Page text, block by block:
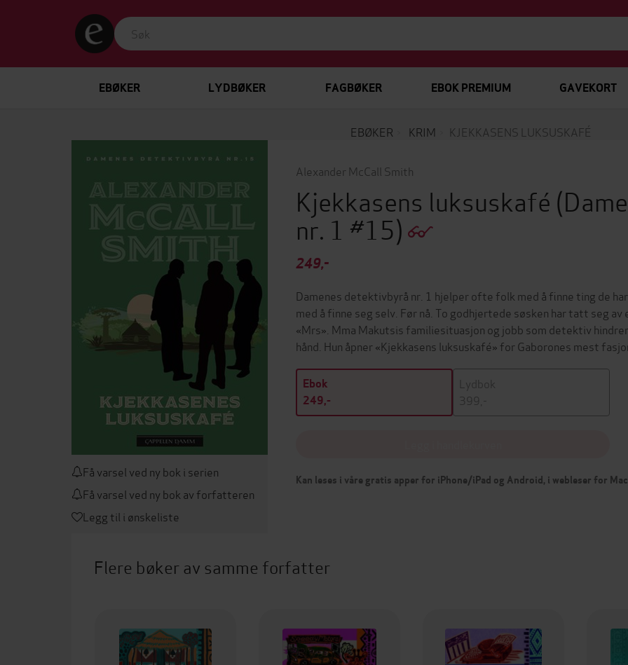
EBØKER LYDBØKER FAGBØKER EBOK PREMIUM GAVEKORT
EBØKER KRIM KJEKKASENS LUKSUSKAFÉ
Få varsel ved ny bok i serien
Få varsel ved ny bok av forfatteren
Legg til i ønskeliste
Alexander McCall Smith
Kjekkasens luksuskafé
nr. 1 #15)
249,-
Damenes detektivbyrå nr. 1 hjelper ofte folk med å finne ting de
med å finne seg selv. Før nå. To godhjertede søsken har tatt seg
«Mrs». Mma Makutsis familiesituasjon og jobb som detektiv
hånd. Hun åpner «Kjekkasens luksuskafé» for Gaborones mest
Ebok
249,-
Lydbok
399,-
Kan leses i våre gratis apper for iPhone/iPad og Android, i webleser for
Flere bøker av samme forfatter